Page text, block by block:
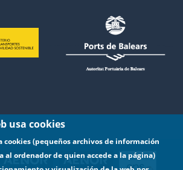
usa cookies
cookies (pequeños archivos de información
al ordenador de quien accede a la página)